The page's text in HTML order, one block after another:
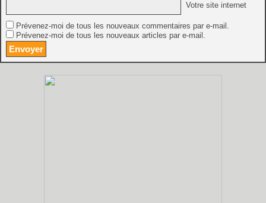
Votre site internet
Prévenez-moi de tous les nouveaux commentaires par e-mail.
Prévenez-moi de tous les nouveaux articles par e-mail.